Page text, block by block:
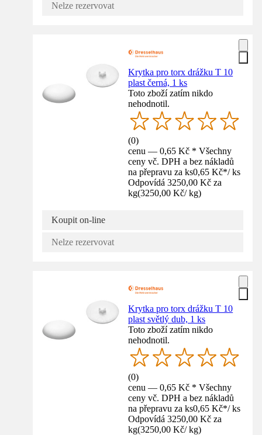
Nelze rezervovat
Krytka pro torx drážku T 10
plast černá, 1 ks
Toto zboží zatím nikdo
nehodnotil.
(0)
cenu — 0,65 Kč * Všechny
ceny vč. DPH a bez nákladů
na přepravu za ks0,65 Kč*/ ks
Odpovídá 3250,00 Kč za
kg(3250,00 Kč/ kg)
Koupit on-line
Nelze rezervovat
Krytka pro torx drážku T 10
plast světlý dub, 1 ks
Toto zboží zatím nikdo
nehodnotil.
(0)
cenu — 0,65 Kč * Všechny
ceny vč. DPH a bez nákladů
na přepravu za ks0,65 Kč*/ ks
Odpovídá 3250,00 Kč za
kg(3250,00 Kč/ kg)